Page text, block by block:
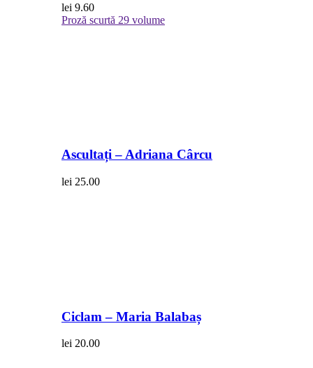
lei 9.60
Proză scurtă 29 volume
Ascultați – Adriana Cârcu
lei 25.00
Ciclam – Maria Balabaș
lei 20.00